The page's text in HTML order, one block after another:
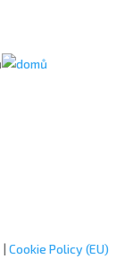
| Cookie Policy (EU)